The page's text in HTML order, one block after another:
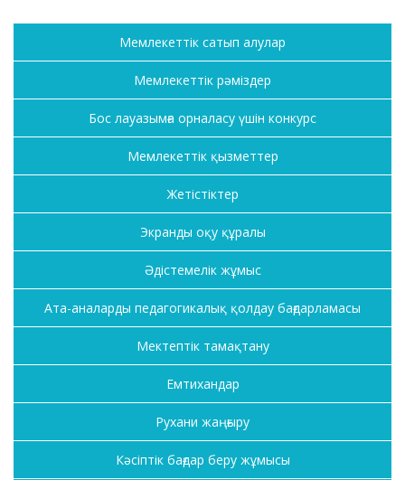
Мемлекеттік сатып алулар
Мемлекеттік рәміздер
Бос лауазымға орналасу үшін конкурс
Мемлекеттік қызметтер
Жетістіктер
Экранды оқу құралы
Әдістемелік жұмыс
Ата-аналарды педагогикалық қолдау бағдарламасы
Мектептік тамақтану
Емтихандар
Рухани жаңғыру
Кәсіптік бағдар беру жұмысы